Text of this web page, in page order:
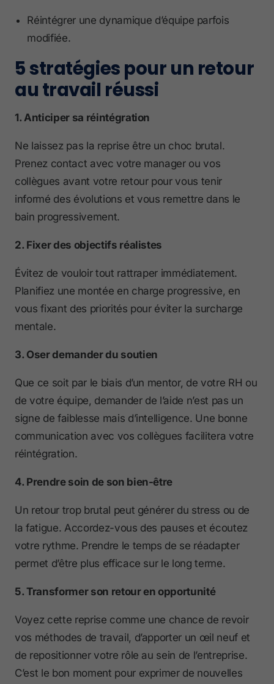
Réintégrer une dynamique d’équipe parfois
modifiée.
5 stratégies pour un retour
au travail réussi
1. Anticiper sa réintégration
Ne laissez pas la reprise être un choc brutal.
Prenez contact avec votre manager ou vos
collègues avant votre retour pour vous tenir
informé des évolutions et vous remettre dans le
bain progressivement.
2. Fixer des objectifs réalistes
Évitez de vouloir tout rattraper immédiatement.
Planifiez une montée en charge progressive, en
vous fixant des priorités pour éviter la surcharge
mentale.
3. Oser demander du soutien
Que ce soit par le biais d’un mentor, de votre RH ou
de votre équipe, demander de l’aide n’est pas un
signe de faiblesse mais d’intelligence. Une bonne
communication avec vos collègues facilitera votre
réintégration.
4. Prendre soin de son bien-être
Un retour trop brutal peut générer du stress ou de
la fatigue. Accordez-vous des pauses et écoutez
votre rythme. Prendre le temps de se réadapter
permet d’être plus efficace sur le long terme.
5. Transformer son retour en opportunité
Voyez cette reprise comme une chance de revoir
vos méthodes de travail, d’apporter un œil neuf et
de repositionner votre rôle au sein de l’entreprise.
C’est le bon moment pour exprimer de nouvelles